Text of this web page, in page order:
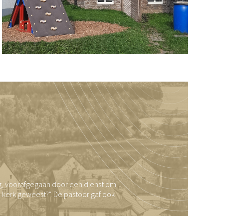
voorafgegaan door een dienst om
geweest?". De pastoor gaf ook